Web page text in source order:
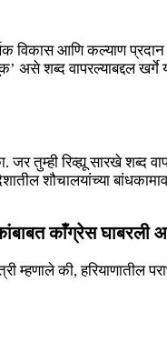
विकास आणि कल्याण
असे शब्द वापरल्याबद्दल
तुम्ही रिव्ह्यू सारखे
शौचालयांच्या
काँग्रेस घाबरली
म्हणाले की,